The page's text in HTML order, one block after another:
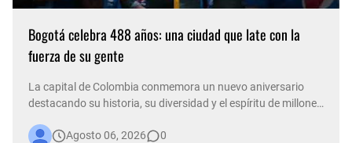
Bogotá celebra 488 años: una ciudad que late con la
fuerza de su gente
La capital de Colombia conmemora un nuevo aniversario
destacando su historia, su diversidad y el espíritu de millones
construyen cada día una ciudad más viva. Bogotá está de
Agosto 06, 2026 0